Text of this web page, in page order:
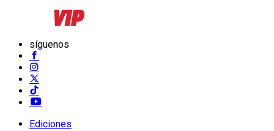
síguenos
Ediciones